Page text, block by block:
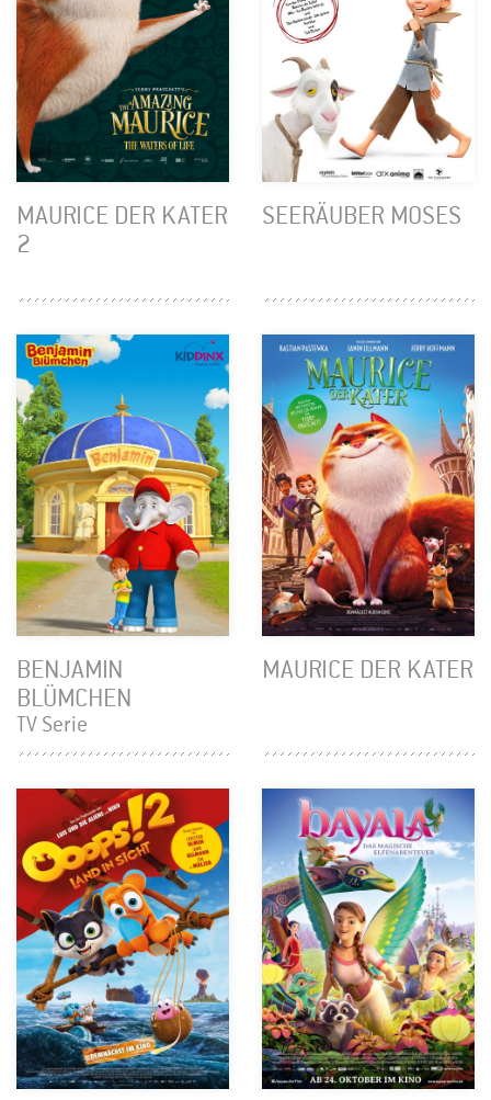
MAURICE DER KATER
2
SEERÄUBER MOSES
BENJAMIN
BLÜMCHEN
TV Serie
MAURICE DER KATER